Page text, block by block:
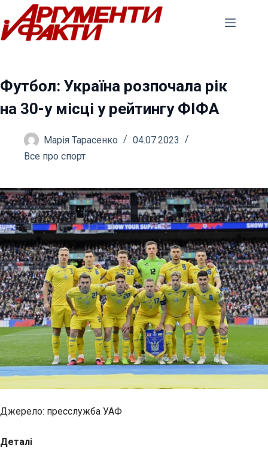
Перейти
до
вмісту
Футбол: Україна розпочала рік
на 30-у місці у рейтингу ФІФА
Марія Тарасенко
04.07.2023
Все про спорт
Джерело: пресслужба УАФ
Деталі